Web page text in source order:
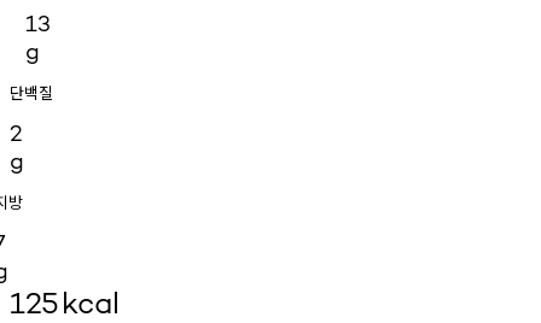
13
g
단백질
2
g
방
125kcal